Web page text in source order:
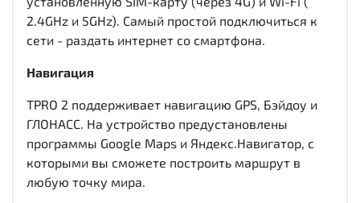
2.4GHz и 5GHz). Самый простой подключиться к
сети - раздать интернет со смартфона.
Навигация
TPRO 2 поддерживает навигацию GPS, Бэйдоу и
ГЛОНАСС. На устройство предустановлены
программы Google Maps и Яндекс.Навигатор, с
которыми вы сможете построить маршрут в
любую точку мира.